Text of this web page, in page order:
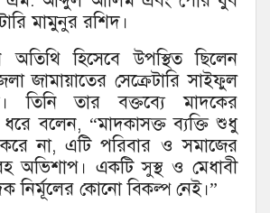
মামুনুর রশিদ।
অতিথি হিসেবে উপস্থিত ছিলেন
জামায়াতের সেক্রেটারি সাইফুল
তিনি তার বক্তব্যে মাদকের
বলেন, “মাদকাসক্ত ব্যক্তি শুধু
না, এটি পরিবার ও সমাজের
অভিশাপ। একটি সুস্থ ও মেধাবী
নির্মূলের কোনো বিকল্প নেই।”